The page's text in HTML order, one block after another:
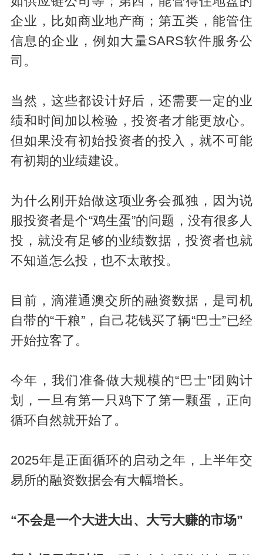
企业，比如商业地产商；第五类，能管住
信息的企业，例如大量SARS软件服务公
司。
当然，这些都设计好后，还需要一定的业
绩和时间加以检验，投资者才能更放心。
但如果没有初始投资者的投入，就不可能
有初期的业绩建设。
为什么刚开始做这项业务会孤独，因为说
服投资者是个“鸡生蛋”的问题，没有很多人
投，就没有足够的业绩数据，投资者也就
不知道怎么投，也不太敢投。
目前，滴灌通澳交所的融资数据，是司机
自带的“干粮”，自己花钱买了辆“巴士”已经
开始拉客了。
今年，我们准备做大规模的“巴士”团购计
划，一旦有第一只鸡下了第一颗蛋，正向
循环自然就开始了。
2025年是正面循环的启动之年，上半年交
易所的融资数据会有大幅增长。
“不会是一个大进大出、大亏大赚的市场”